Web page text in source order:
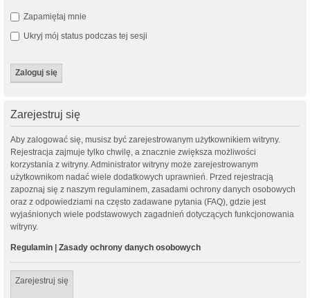
Zapamiętaj mnie
Ukryj mój status podczas tej sesji
Zarejestruj się
Aby zalogować się, musisz być zarejestrowanym użytkownikiem witryny.
Rejestracja zajmuje tylko chwilę, a znacznie zwiększa możliwości
korzystania z witryny. Administrator witryny może zarejestrowanym
użytkownikom nadać wiele dodatkowych uprawnień. Przed rejestracją
zapoznaj się z naszym regulaminem, zasadami ochrony danych osobowych
oraz z odpowiedziami na często zadawane pytania (FAQ), gdzie jest
wyjaśnionych wiele podstawowych zagadnień dotyczących funkcjonowania
witryny.
Regulamin | Zasady ochrony danych osobowych
Zarejestruj się